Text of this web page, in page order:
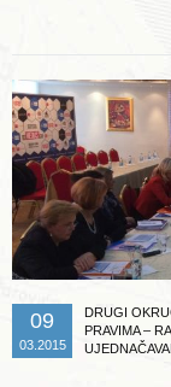
09
03.2015
DRUGI
PRAVIMA –